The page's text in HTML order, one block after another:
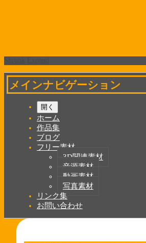
メインナビゲーション
開く
ホーム
作品集
ブログ
フリー素材
3D関連素材
音源素材
動画素材
写真素材
リンク集
お問い合わせ